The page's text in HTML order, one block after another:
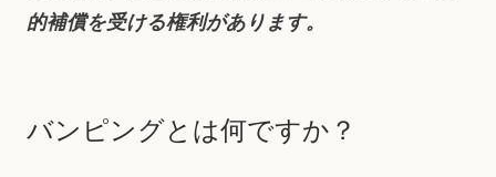
的補償を受ける権利があります。
バンピングとは何ですか？